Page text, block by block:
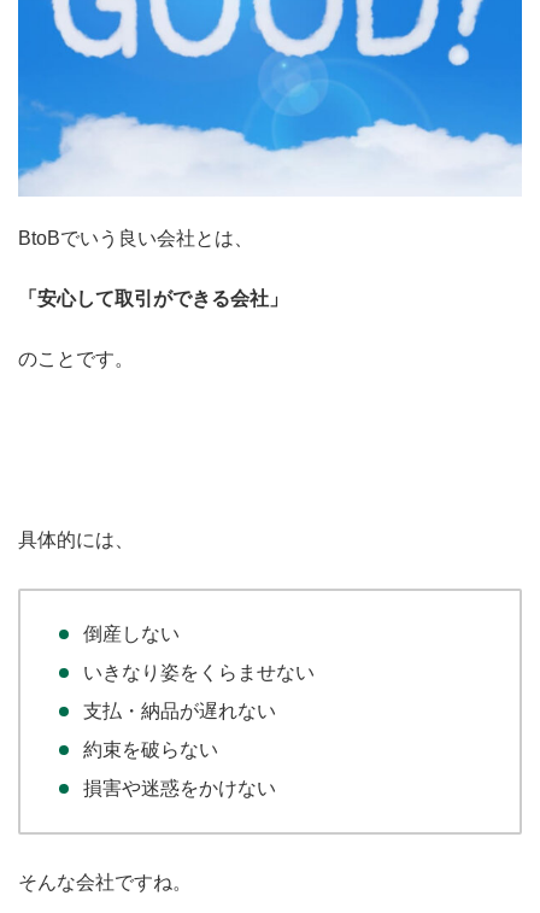
BtoBでいう良い会社とは、
「安心して取引ができる会社」
のことです。
具体的には、
倒産しない
いきなり姿をくらませない
支払・納品が遅れない
約束を破らない
損害や迷惑をかけない
そんな会社ですね。